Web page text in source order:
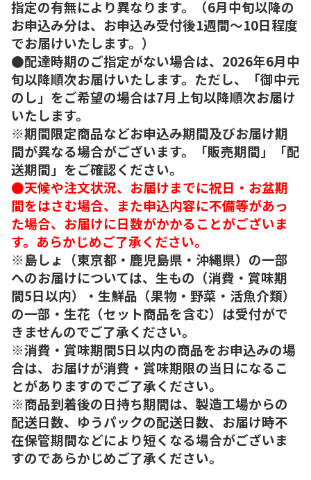
指定の有無により異なります。（6月中旬以降の
お申込み分は、お申込み受付後1週間～10日程度
でお届けいたします。）
●配達時期のご指定がない場合は、2026年6月中
旬以降順次お届けいたします。ただし、「御中元
のし」をご希望の場合は7月上旬以降順次お届け
いたします。
※期間限定商品などお申込み期間及びお届け期
間が異なる場合がございます。「販売期間」「配
送期間」をご確認ください。
●天候や注文状況、お届けまでに祝日・お盆期
間をはさむ場合、また申込内容に不備等があっ
た場合、お届けに日数がかかることがございま
す。あらかじめご了承ください。
※島しょ（東京都・鹿児島県・沖縄県）の一部
へのお届けについては、生もの（消費・賞味期
間5日以内）・生鮮品（果物・野菜・活魚介類）
の一部・生花（セット商品を含む）は受付がで
きませんのでご了承ください。
※消費・賞味期間5日以内の商品をお申込みの場
合は、お届けが消費・賞味期限の当日になるこ
とがありますのでご了承ください。
※商品到着後の日持ち期間は、製造工場からの
配送日数、ゆうパックの配送日数、お届け時不
在保管期間などにより短くなる場合がございま
すのであらかじめご了承ください。